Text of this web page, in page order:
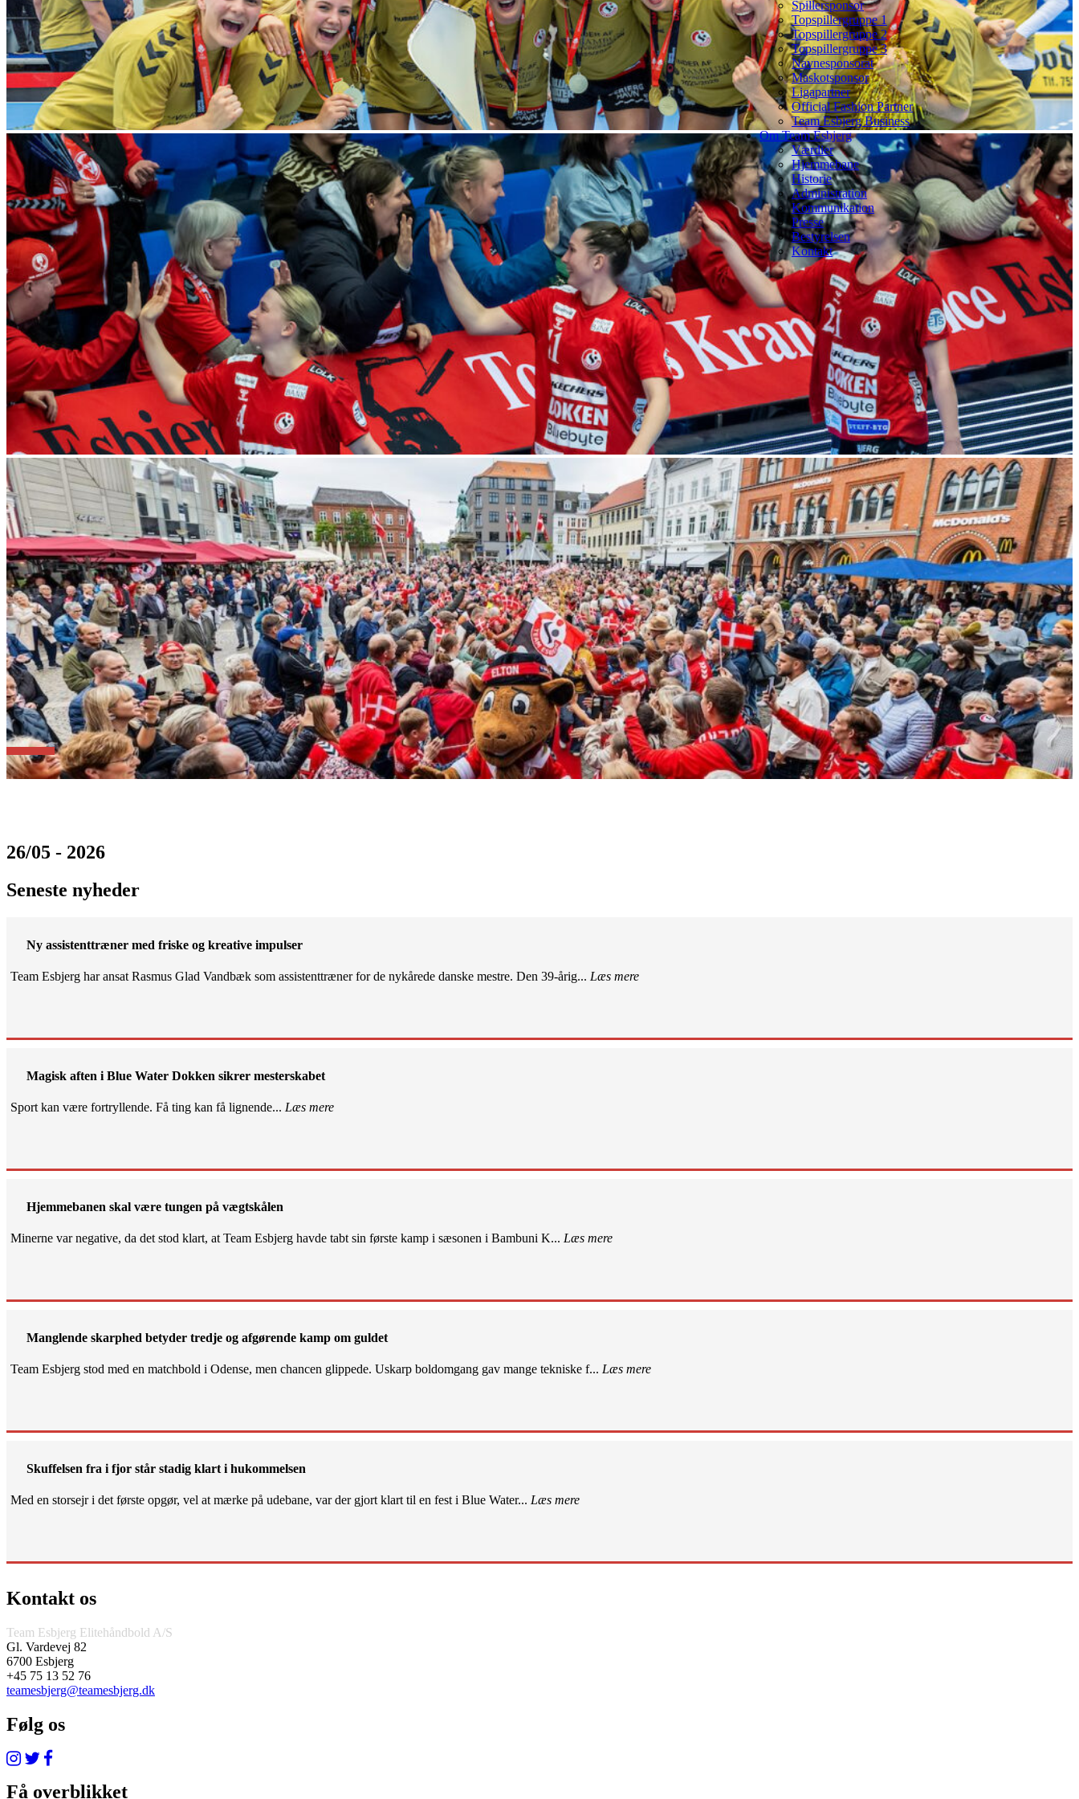
Spillersponsor
Topspillergruppe 1
Topspillergruppe 2
Topspillergruppe 3
Navnesponsorat
Maskotsponsor
Ligapartner
Official Fashion Partner
Team Esbjerg Business
Om Team Esbjerg
Værdier
Hjemmebane
Historie
Administration
Kommunikation
Presse
Bestyrelsen
Kontakt
26/05 - 2026
Seneste nyheder
Ny assistenttræner med friske og kreative impulser
Team Esbjerg har ansat Rasmus Glad Vandbæk som assistenttræner for de nykårede danske mestre. Den 39-årig... Læs mere
Magisk aften i Blue Water Dokken sikrer mesterskabet
Sport kan være fortryllende. Få ting kan få lignende... Læs mere
Hjemmebanen skal være tungen på vægtskålen
Minerne var negative, da det stod klart, at Team Esbjerg havde tabt sin første kamp i sæsonen i Bambuni K... Læs mere
Manglende skarphed betyder tredje og afgørende kamp om guldet
Team Esbjerg stod med en matchbold i Odense, men chancen glippede. Uskarp boldomgang gav mange tekniske f... Læs mere
Skuffelsen fra i fjor står stadig klart i hukommelsen
Med en storsejr i det første opgør, vel at mærke på udebane, var der gjort klart til en fest i Blue Water... Læs mere
Kontakt os
Team Esbjerg Elitehåndbold A/S
Gl. Vardevej 82
6700 Esbjerg
+45 75 13 52 76
teamesbjerg@teamesbjerg.dk
Følg os
Få overblikket